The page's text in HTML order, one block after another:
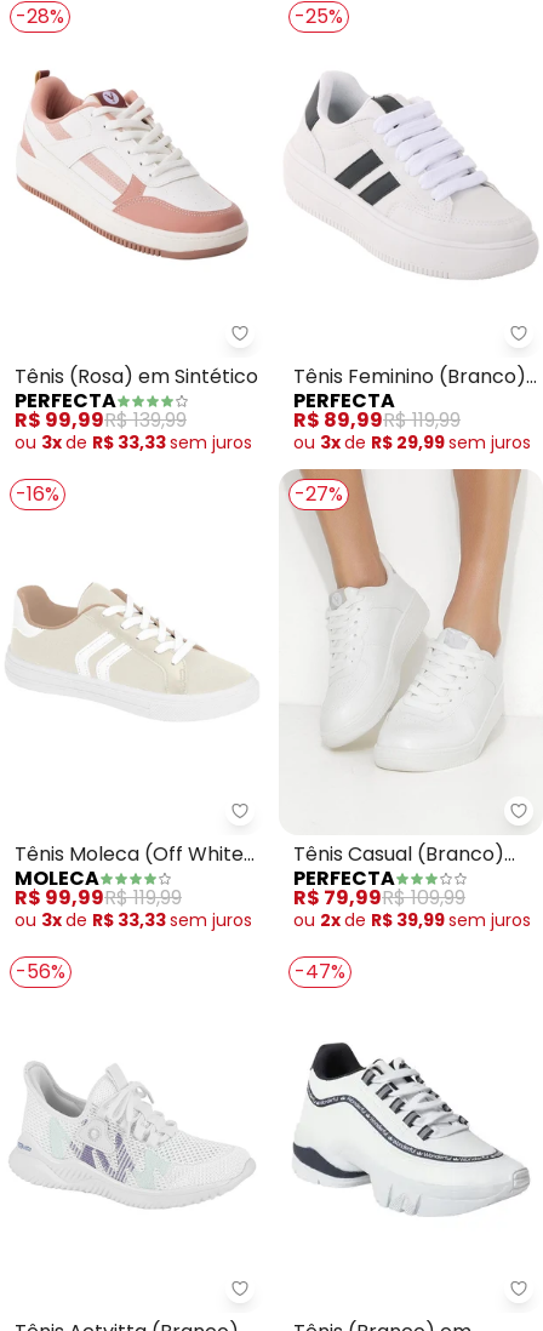
-28%
Perfecta - Tênis (Rosa) em
Tênis (Rosa) em Sintético
PERFECTA
R$ 99,99R$ 139,99
ou 3xde R$ 33,33sem juros
-25%
Tênis Feminino (Branco)
em Material Sintético
PERFECTA
R$ 89,99R$ 119,99
ou 3xde R$ 29,99sem juros
-16%
Moleca - Tênis Moleca (Off
Tênis Moleca (Off White)
em Sintético
MOLECA
R$ 99,99R$ 119,99
ou 3xde R$ 33,33sem juros
-27%
Tênis Casual (Branco)
em Sintético
PERFECTA
R$ 79,99R$ 109,99
ou 2xde R$ 39,99sem juros
-56%
Actvitta - Tênis Actvitta
-47%